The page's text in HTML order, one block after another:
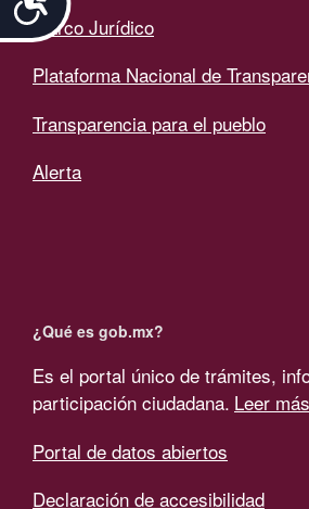
Marco Jurídico
Plataforma Nacional de
Transparencia para el pueblo
Alerta
¿Qué es gob.mx?
Es el portal único de trámites,
participación ciudadana. Leer más
Portal de datos abiertos
Declaración de accesibilidad